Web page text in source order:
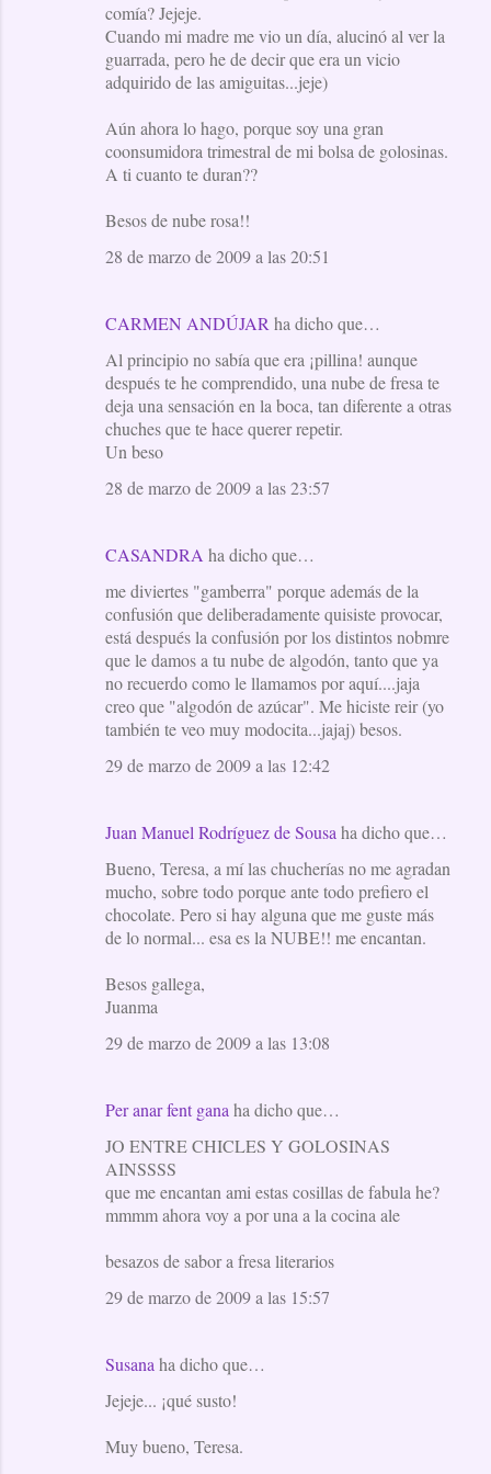
comía? Jejeje.
Cuando mi madre me vio un día, alucinó al ver la
guarrada, pero he de decir que era un vicio
adquirido de las amiguitas...jeje)
Aún ahora lo hago, porque soy una gran
coonsumidora trimestral de mi bolsa de golosinas.
A ti cuanto te duran??
Besos de nube rosa!!
28 de marzo de 2009 a las 20:51
CARMEN ANDÚJAR ha dicho que…
Al principio no sabía que era ¡pillina! aunque
después te he comprendido, una nube de fresa te
deja una sensación en la boca, tan diferente a otras
chuches que te hace querer repetir.
Un beso
28 de marzo de 2009 a las 23:57
CASANDRA ha dicho que…
me diviertes "gamberra" porque además de la
confusión que deliberadamente quisiste provocar,
está después la confusión por los distintos nobmre
que le damos a tu nube de algodón, tanto que ya
no recuerdo como le llamamos por aquí....jaja
creo que "algodón de azúcar". Me hiciste reir (yo
también te veo muy modocita...jajaj) besos.
29 de marzo de 2009 a las 12:42
Juan Manuel Rodríguez de Sousa ha dicho que…
Bueno, Teresa, a mí las chucherías no me agradan
mucho, sobre todo porque ante todo prefiero el
chocolate. Pero si hay alguna que me guste más
de lo normal... esa es la NUBE!! me encantan.
Besos gallega,
Juanma
29 de marzo de 2009 a las 13:08
Per anar fent gana ha dicho que…
JO ENTRE CHICLES Y GOLOSINAS
AINSSSS
que me encantan ami estas cosillas de fabula he?
mmmm ahora voy a por una a la cocina ale
besazos de sabor a fresa literarios
29 de marzo de 2009 a las 15:57
Susana ha dicho que…
Jejeje... ¡qué susto!
Muy bueno, Teresa.